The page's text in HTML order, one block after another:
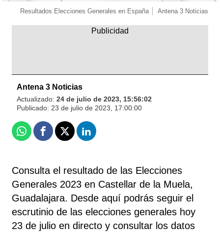
Resultados Elecciones Generales en España Antena 3 Noticias
Antena 3 Noticias
Actualizado: 24 de julio de 2023, 15:56:02
Publicado: 23 de julio de 2023, 17:00:00
WhatsappFacebook
X Linkedin
Consulta el resultado de las Elecciones
Generales 2023 en Castellar de la Muela,
Guadalajara. Desde aquí podrás seguir el
escrutinio de las elecciones generales hoy
23 de julio en directo y consultar los datos